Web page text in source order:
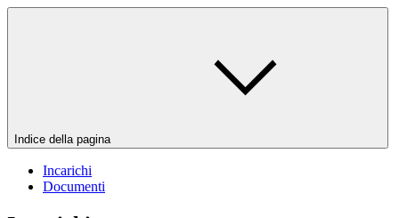
Indice della pagina
Incarichi
Documenti